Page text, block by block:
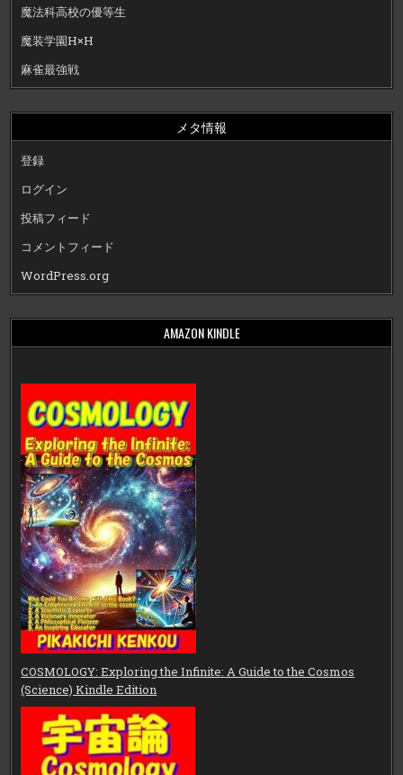
魔法科高校の優等生
魔装学園H×H
麻雀最強戦
メタ情報
登録
ログイン
投稿フィード
コメントフィード
WordPress.org
AMAZON KINDLE
COSMOLOGY: Exploring the Infinite: A Guide to the Cosmos
(Science) Kindle Edition